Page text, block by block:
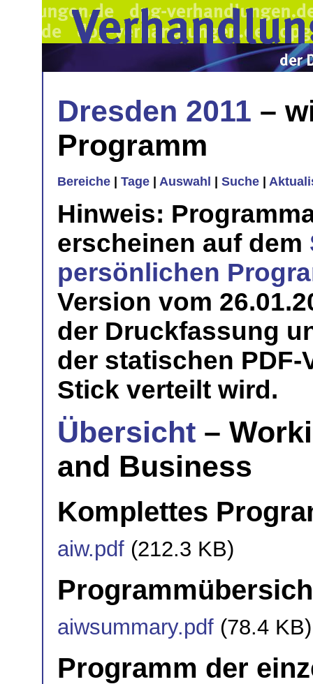
Dresden 2011 –
Programm
Bereiche Tage Auswahl Suche
Hinweis:
erscheinen auf dem
persönlichen
Version vom
der Druckfassung
der statischen PDF-
Stick verteilt wird.
Übersicht –
and Business
Komplettes
aiw.pdf (212.3 KB)
aiwsummary.pdf (78.4 KB)
Programm der